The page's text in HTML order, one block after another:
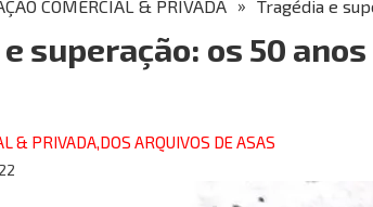
COMERCIAL & PRIVADA » Tragédia e
superação: os 50
& PRIVADA,DOS ARQUIVOS DE ASAS